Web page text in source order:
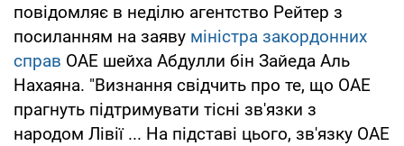
повідомляє в неділю агентство Рейтер з
посиланням на заяву міністра закордонних
справ ОАЕ шейха Абдулли бін Зайеда Аль
Нахаяна. "Визнання свідчить про те, що ОАЕ
прагнуть підтримувати тісні зв'язки з
народом Лівії ... На підставі цього, зв'язку ОАЕ